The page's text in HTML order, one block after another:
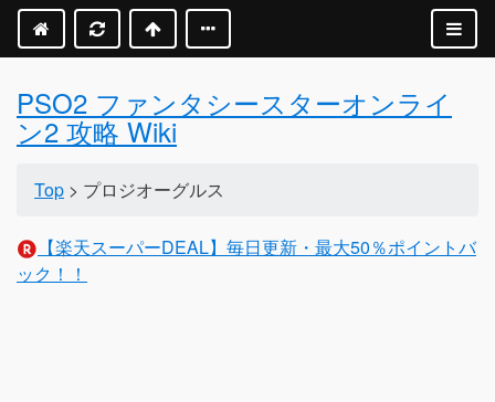
PSO2 ファンタシースターオンライ
ン2 攻略 Wiki
Top > プロジオーグルス
【楽天スーパーDEAL】毎日更新・最大50％ポイントバ
ック！！